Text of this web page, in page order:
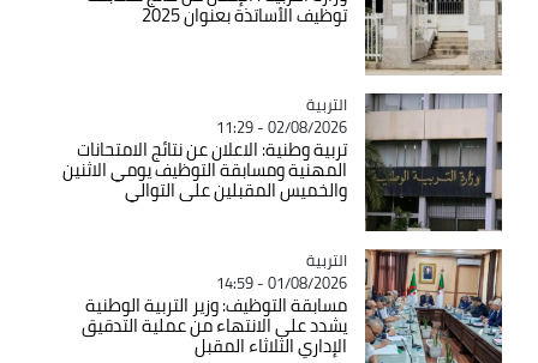
توظيف الأساتذة بعنوان 2025
Catégorie
التربية
02/08/2026 - 11:29
تربية وطنية: الاعلان عن نتائج الامتحانات
المهنية ومسابقة التوظيف يومي الاثنين
والخميس المقبلين على التوالي
Catégorie
التربية
01/08/2026 - 14:59
مسابقة التوظيف: وزير التربية الوطنية
يشدد على الانتهاء من عملية التدقيق
الإداري الثلاثاء المقبل